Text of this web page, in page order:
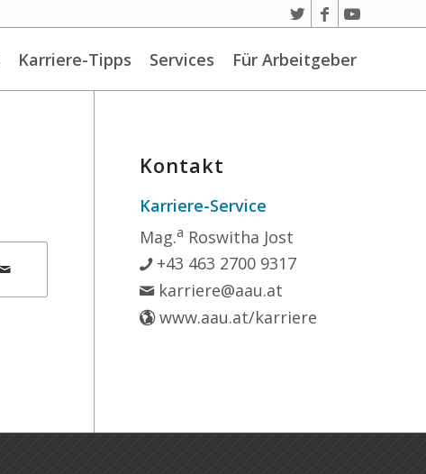
Karriere-Tipps Services Für Arbeitgeber
Kontakt
Karriere-Service
Mag.a Roswitha Jost
+43 463 2700 9317
karriere@aau.at
www.aau.at/karriere